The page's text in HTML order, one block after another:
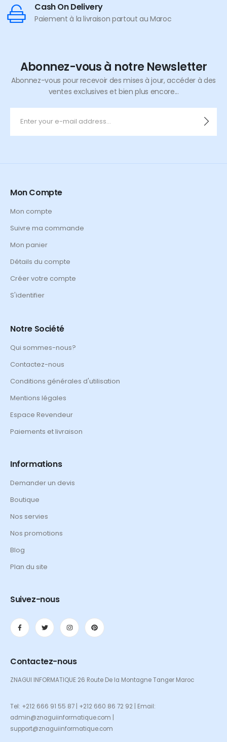
Cash On Delivery
Paiement à la livraison partout au Maroc
Abonnez-vous à notre Newsletter
Abonnez-vous pour recevoir des mises à jour, accéder à des
ventes exclusives et bien plus encore...
Mon Compte
Mon compte
Suivre ma commande
Mon panier
Détails du compte
Créer votre compte
S'identifier
Notre Société
Qui sommes-nous?
Contactez-nous
Conditions générales d'utilisation
Mentions légales
Espace Revendeur
Paiements et livraison
Informations
Demander un devis
Boutique
Nos servies
Nos promotions
Blog
Plan du site
Suivez-nous
Contactez-nous
ZNAGUI INFORMATIQUE 26 Route De la Montagne Tanger Maroc
Tel: +212 666 91 55 87 | +212 660 86 72 92 | Email:
admin@znaguiinformatique.com |
support@znaguiinformatique.com